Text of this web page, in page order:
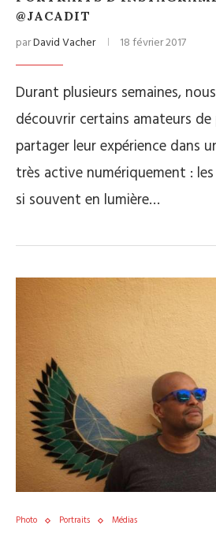
@JACADIT
parDavid Vacher 18 février 2017
Durant plusieurs semaines,
découvrir certains amateurs
partager leur expérience dans
très active numériquement :
si souvent en lumière…
Photo Portraits Médias